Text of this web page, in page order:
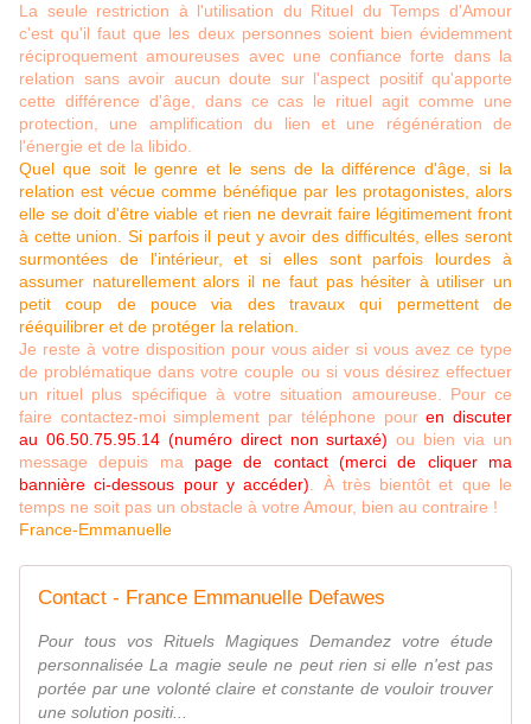
La seule restriction à l'utilisation du Rituel du Temps d'Amour
c'est qu'il faut que les deux personnes soient bien évidemment
réciproquement amoureuses avec une confiance forte dans la
relation sans avoir aucun doute sur l'aspect positif qu'apporte
cette différence d'âge, dans ce cas le rituel agit comme une
protection, une amplification du lien et une régénération de
l'énergie et de la libido.
Quel que soit le genre et le sens de la différence d'âge, si la
relation est vécue comme bénéfique par les protagonistes, alors
elle se doit d'être viable et rien ne devrait faire légitimement front
à cette union. Si parfois il peut y avoir des difficultés, elles seront
surmontées de l'intérieur, et si elles sont parfois lourdes à
assumer naturellement alors il ne faut pas hésiter à utiliser un
petit coup de pouce via des travaux qui permettent de
rééquilibrer et de protéger la relation.
Je reste à votre disposition pour vous aider si vous avez ce type
de problématique dans votre couple ou si vous désirez effectuer
un rituel plus spécifique à votre situation amoureuse. Pour ce
faire contactez-moi simplement par téléphone pouren discuter
au 06.50.75.95.14 (numéro direct non surtaxé) ou bien via un
message depuis ma page de contact (merci de cliquer ma
bannière ci-dessous pour y accéder) . À très bientôt et que le
temps ne soit pas un obstacle à votre Amour, bien au contraire !
France-Emmanuelle
Contact - France Emmanuelle Defawes
Pour tous vos Rituels Magiques Demandez votre étude
personnalisée La magie seule ne peut rien si elle n'est pas
portée par une volonté claire et constante de vouloir trouver
une solution positi...